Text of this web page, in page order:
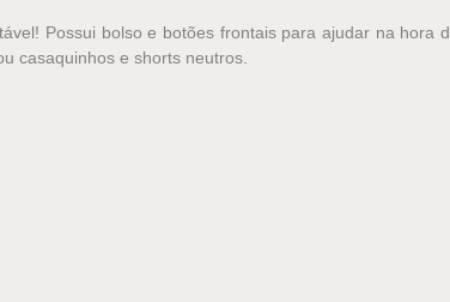
Possui bolso e botões frontais para ajudar na
casaquinhos e shorts neutros.